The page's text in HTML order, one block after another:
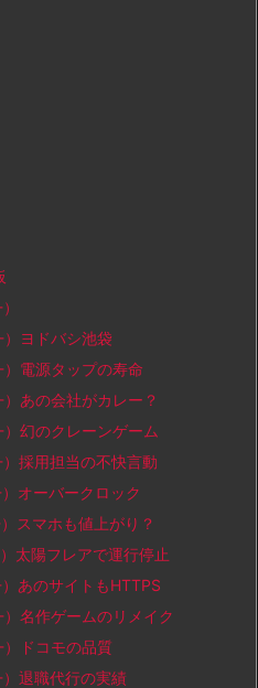
ヨドバシ池袋
電源タップの寿命
あの会社がカレー？
幻のクレーンゲーム
採用担当の不快言動
オーバークロック
スマホも値上がり？
太陽フレアで運行停止
あのサイトもHTTPS
名作ゲームのリメイク
ドコモの品質
退職代行の実績